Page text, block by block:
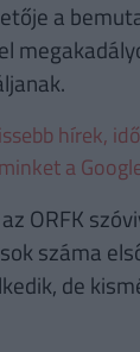
a
hírek,
a
ORFK
száma
de